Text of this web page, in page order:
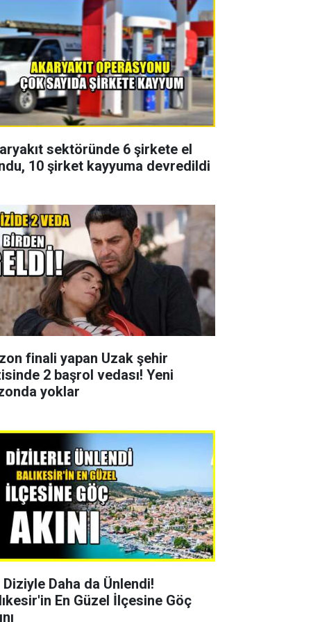
sektöründe 6 şirkete el
10 şirket kayyuma devredildi
finali yapan Uzak şehir
2 başrol vedası! Yeni
yoklar
Daha da Ünlendi!
En Güzel İlçesine Göç